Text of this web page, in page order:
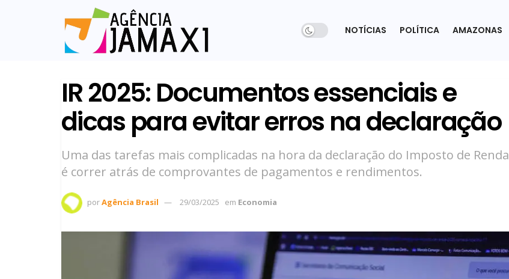
NOTÍCIAS POLÍTICA AMAZONAS
IR 2025: Documentos essenciais e
dicas para evitar erros na declaração
Uma das tarefas mais complicadas na hora da declaração do Imposto de Renda
é correr atrás de comprovantes de pagamentos e rendimentos.
porAgência Brasil 29/03/2025 em Economia